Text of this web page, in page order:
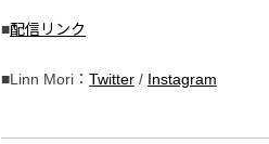
■配信リンク
■Linn Mori： Twitter / Instagram